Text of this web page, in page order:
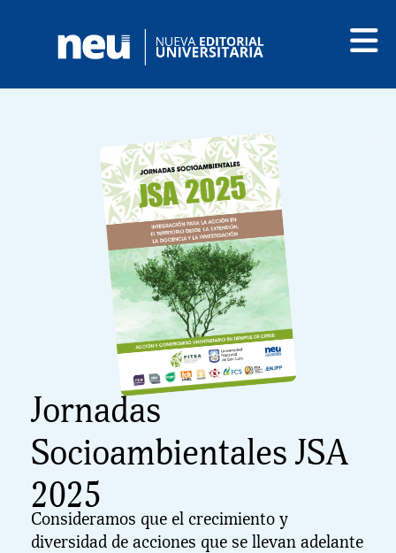
Jornadas
Socioambientales JSA
2025
Consideramos que el crecimiento y
diversidad de acciones que se llevan adelante